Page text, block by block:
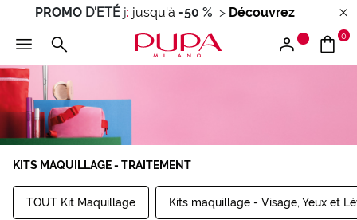
PROMO D'ETÉ j: jusqu'à -50 % > Découvrez
0
KITS MAQUILLAGE - TRAITEMENT
TOUT Kit Maquillage Kits maquillage - Visage, Yeux et